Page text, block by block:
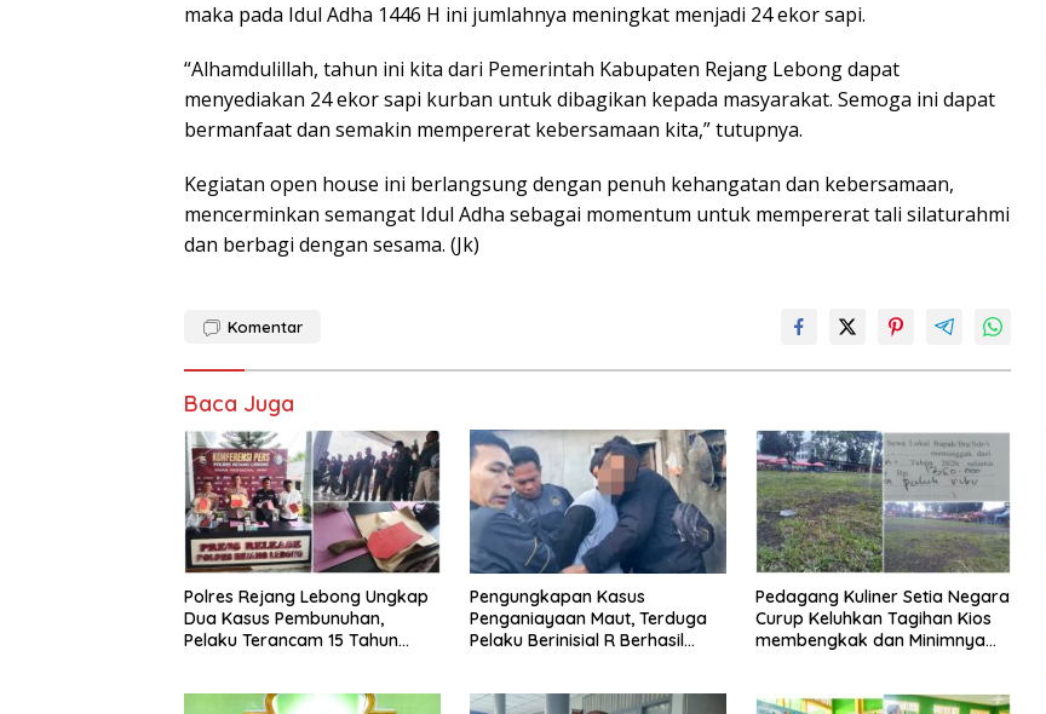
maka pada Idul Adha 1446 H ini jumlahnya meningkat menjadi 24 ekor sapi.
“Alhamdulillah, tahun ini kita dari Pemerintah Kabupaten Rejang Lebong dapat
menyediakan 24 ekor sapi kurban untuk dibagikan kepada masyarakat. Semoga ini dapat
bermanfaat dan semakin mempererat kebersamaan kita,” tutupnya.
Kegiatan open house ini berlangsung dengan penuh kehangatan dan kebersamaan,
mencerminkan semangat Idul Adha sebagai momentum untuk mempererat tali silaturahmi
dan berbagi dengan sesama. (Jk)
Komentar
Baca Juga
Polres Rejang Lebong Ungkap
Dua Kasus Pembunuhan,
Pelaku Terancam 15 Tahun
Pengungkapan Kasus
Penganiayaan Maut, Terduga
Pelaku Berinisial R Berhasil
Pedagang Kuliner Setia Negara
Curup Keluhkan Tagihan Kios
membengkak dan Minimnya